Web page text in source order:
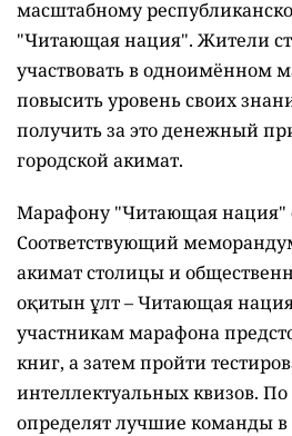
масштабному
"Читающая нация". Жители
участвовать в одноимённом
повысить уровень своих
получить за это денежный
городской акимат.
Марафону "Читающая нация"
Соответствующий
акимат столицы и
оқитын ұлт – Читающая
участникам марафона
книг, а затем пройти
интеллектуальных квизов.
определят лучшие команды в